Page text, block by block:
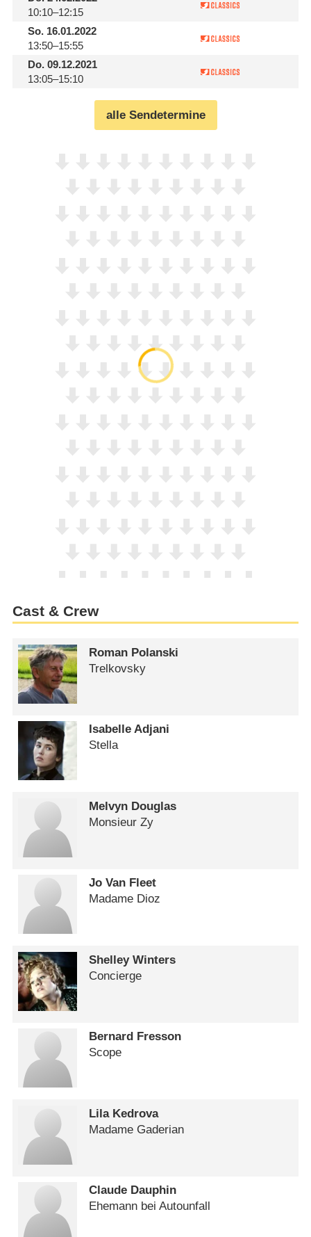
10:10–12:15
So.16.01.2022
13:50–15:55
Do.09.12.2021
13:05–15:10
alle Sendetermine
Cast & Crew
Roman Polanski
Trelkovsky
Isabelle Adjani
Stella
Melvyn Douglas
Monsieur Zy
Jo Van Fleet
Madame Dioz
Shelley Winters
Concierge
Bernard Fresson
Scope
Lila Kedrova
Madame Gaderian
Claude Dauphin
Ehemann bei Autounfall